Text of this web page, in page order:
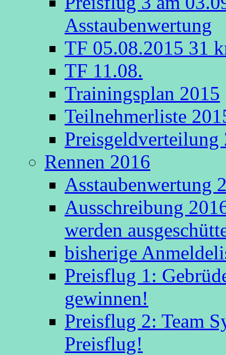
Asstaubenwertung
TF 05.08.2015 31
TF 11.08.
Trainingsplan 2015
Teilnehmerliste
Preisgeldverteilung
Rennen 2016
Asstaubenwertung
Ausschreibung
werden
bisherige
Preisflug 1:
gewinnen!
Preisflug 2: Team
Preisflug!